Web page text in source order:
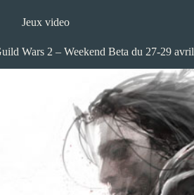
Jeux video
Wars 2 – Weekend Beta du 27-29 avril